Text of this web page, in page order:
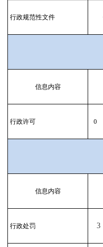
行政规范性文件
信息内容
行政许可 0
信息内容
行政处罚 3